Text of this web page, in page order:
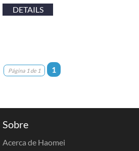
DETAILS
Página 1 de 1 1
Sobre
Acerca de Haomei